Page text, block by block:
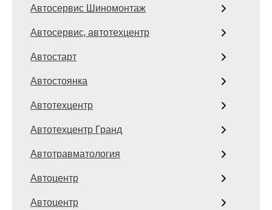
Автосервис Шиномонтаж
Автосервис, автотехцентр
Автостарт
Автостоянка
Автотехцентр
Автотехцентр Гранд
Автотравматология
Автоцентр
Автоцентр